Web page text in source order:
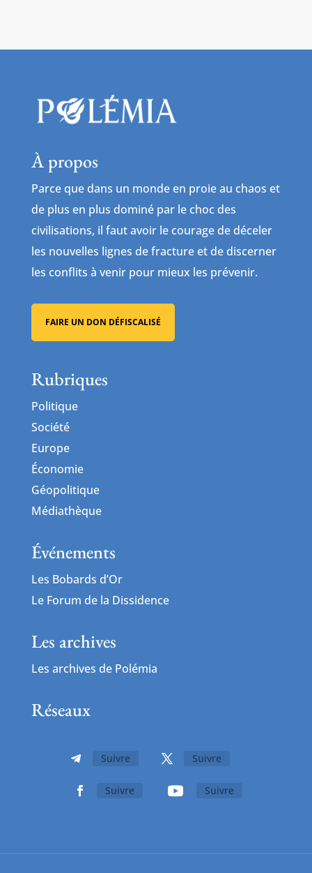
À propos
Parce que dans un monde en proie au chaos et
de plus en plus dominé par le choc des
civilisations, il faut avoir le courage de déceler
les nouvelles lignes de fracture et de discerner
les conflits à venir pour mieux les prévenir.
FAIRE UN DON DÉFISCALISÉ
Rubriques
Politique
Société
Europe
Économie
Géopolitique
Médiathèque
Événements
Les Bobards d’Or
Le Forum de la Dissidence
Les archives
Les archives de Polémia
Réseaux
Suivre Suivre
Suivre Suivre